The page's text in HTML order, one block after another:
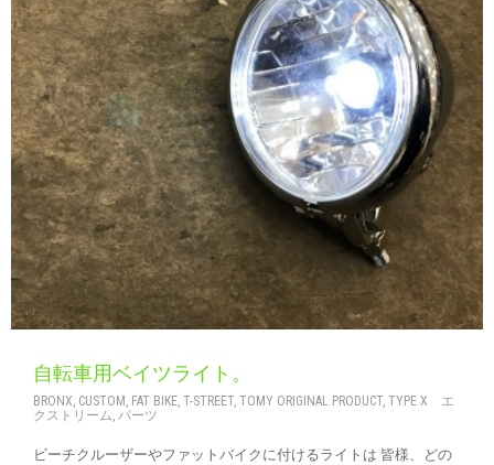
お問い合わせ
お買い物ガイド
CART
マイアカウント（初回登録はこちら）
ウィッシュリスト
カートを見る
送料・お支払い・返品について
自転車用ベイツライト。
BRONX, CUSTOM , FAT BIKE, T-STREET, TOMY ORIGINAL PRODUCT, TYPE X エ
クストリーム, パーツ
ビーチクルーザーやファットバイクに付けるライトは 皆様、どの